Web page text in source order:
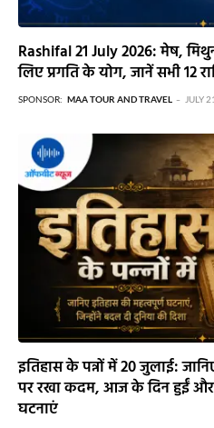
Rashifal 21 July 2026: मेष,
लिए प्रगति के योग, जानें सभी 12
SPONSOR: MAA TOUR AND TRAVEL JULY
इतिहास के पन्नों में 20 जुलाई:
पर रखा कदम, आज के दिन हुईं और
घटनाएं